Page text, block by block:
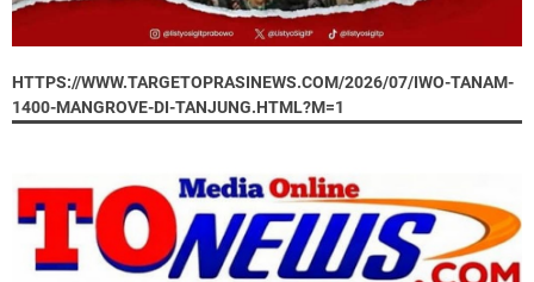
HTTPS://WWW.TARGETOPRASINEWS.COM/2026/07/IWO-TANAM-
1400-MANGROVE-DI-TANJUNG.HTML?M=1